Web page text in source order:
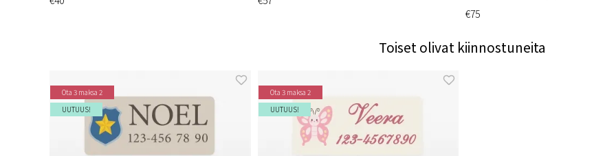
€75
Toiset olivat kiinnostuneita
Ota 3 maksa 2
UUTUUS!
Ota 3 maksa 2
UUTUUS!